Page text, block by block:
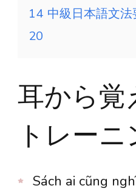
14 中級日本語文
20
耳から覚
トレー
Sách ai cũng